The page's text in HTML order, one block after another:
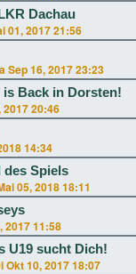
Dachau
01, 2017 21:56
Sep 16, 2017 23:23
Back in Dorsten!
2017 20:46
14:34
des Spiels
05, 2018 18:11
2017 11:58
U19 sucht Dich!
Okt 10, 2017 18:07